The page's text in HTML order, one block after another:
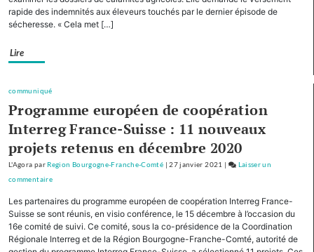
la
Bourgogne-
d’investissement
pour
le
rapide des indemnités aux éleveurs touchés par le dernier épisode de
sécheresse. « Cela met […]
Lire
communiqué
Programme européen de coopération
Interreg France-Suisse : 11 nouveaux
projets retenus en décembre 2020
L'Agora par Region Bourgogne-Franche-Comté |27 janvier 2021 |
Laisser un
commentaireon
autres
Régions,
Les partenaires du programme européen de coopération Interreg France-
Suisse se sont réunis, en visio conférence, le 15 décembre à l’occasion du
16e comité de suivi. Ce comité, sous la co-présidence de la Coordination
Régionale Interreg et de la Région Bourgogne-Franche-Comté, autorité de